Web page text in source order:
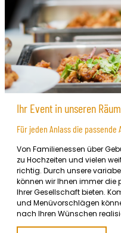
Ihr Event in unseren
Für jeden Anlass die passende
Von Familienessen über
zu Hochzeiten und vielen
richtig. Durch unsere
können wir Ihnen immer die
Ihrer Gesellschaft bieten.
und Menüvorschlägen
nach Ihren Wünschen